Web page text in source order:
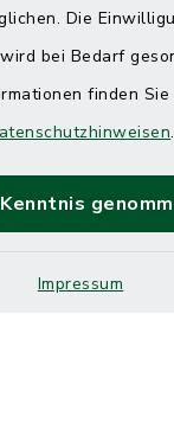
Die
bei Bedarf
finden Sie
.
Impressum
Barrierefreiheit
Impressum
Sitemap